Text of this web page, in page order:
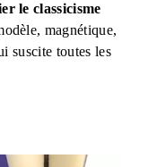
le classicisme
magnétique,
suscite toutes les